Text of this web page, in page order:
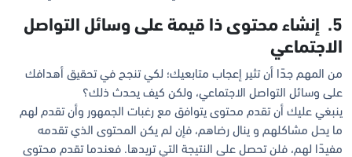
5. إنشاء محتوى ذا قيمة على وسائل التواصل
الاجتماعي
من المهم جدًا أن تثير إعجاب متابعيك؛ لكي تنجح في تحقيق أهدافك
على وسائل التواصل الاجتماعي، ولكن كيف يحدث ذلك؟
ينبغي عليك أن تقدم محتوى يتوافق مع رغبات الجمهور وأن تقدم لهم
ما يحل مشاكلهم و ينال رضاهم، فإن لم يكن المحتوى الذي تقدمه
مفيدًا لهم، فلن تحصل على النتيجة التي تريدها. فعندما تقدم محتوى